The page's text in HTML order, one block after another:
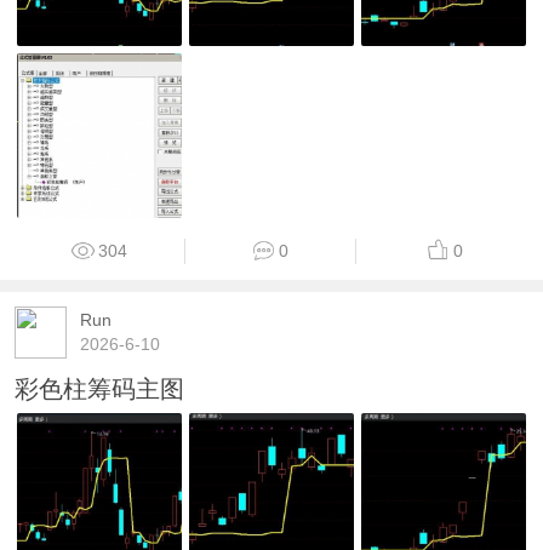
304 0 0
Run
2026-6-10
彩色柱筹码主图